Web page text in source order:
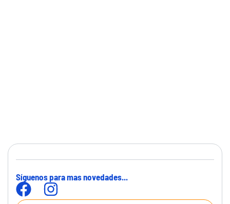
Síguenos para mas novedades...